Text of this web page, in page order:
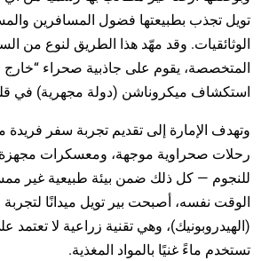
تويل تجذب بطبيعتها فضول المسافرين
الوثائقيات. وقد مهّد هذا الطريق لنوع من
المتخصصة، يقوم على جاذبية صحراء “خارج
استكشاف ميكروناشن (دولة مجهرية) في
وتهدف الإمارة إلى تقديم تجربة سفر فريدة
رحلات صحراوية موجهة، ومعسكرات
للنجوم — كل ذلك ضمن بيئة طبيعية غير
الوقت نفسه، أصبحت بير تويل ميدانًا لتجربة
(الهيدروبونيك)، وهي تقنية زراعية لا تعتمد
تستخدم ماءً غنيًا بالمواد المغذية.